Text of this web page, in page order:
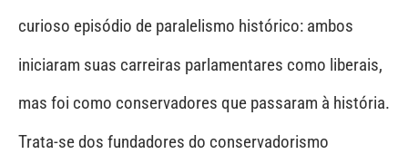
curioso episódio de paralelismo histórico: ambos
iniciaram suas carreiras parlamentares como liberais,
mas foi como conservadores que passaram à história.
Trata-se dos fundadores do conservadorismo